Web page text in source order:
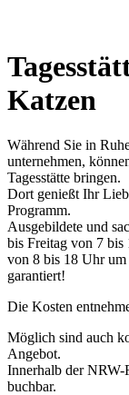
Katzen
Während Sie in
unternehmen,
Tagesstätte bringen.
Dort genießt Ihr
Programm.
Ausgebildete und
bis Freitag von 7 bis
von 8 bis 18 Uhr
garantiert!
Die Kosten
Möglich sind auch
Angebot.
Innerhalb der NRW-
buchbar.